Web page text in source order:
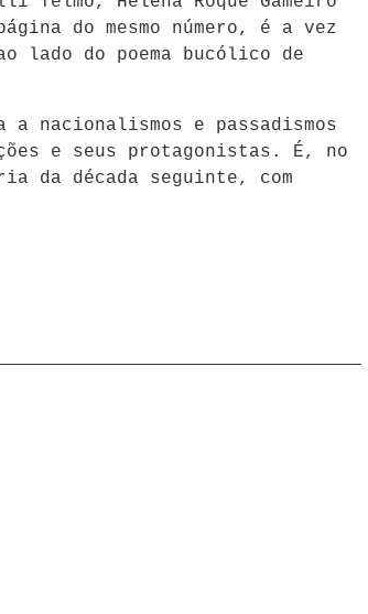
do mesmo número, é a vez
do poema bucólico de
a nacionalismos e passadismos
e seus protagonistas. É, no
década seguinte, com